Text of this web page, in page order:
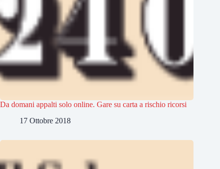
Da domani appalti solo online. Gare su carta a rischio ricorsi
17 Ottobre 2018